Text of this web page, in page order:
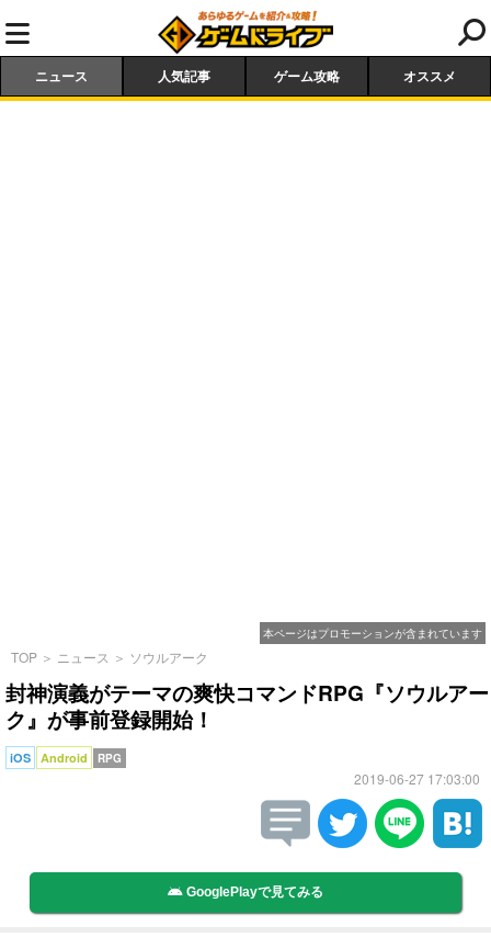
ニュース 人気記事 ゲーム攻略 オススメ
本ページはプロモーションが含まれています
TOP ＞ ニュース ＞ ソウルアーク
封神演義がテーマの爽快コマンドRPG『ソウルアー
ク』が事前登録開始！
iOS Android RPG
2019-06-27 17:03:00
GooglePlayで見てみる